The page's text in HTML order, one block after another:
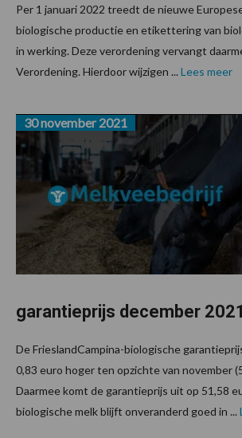
Per 1 januari 2022 treedt de nieuwe
biologische productie en etikettering van
in werking. Deze verordening vervangt
Verordening. Hierdoor wijzigen ... Lees meer
garantieprijs december 2021
30 november 2021
De FrieslandCampina-biologische
0,83 euro hoger ten opzichte van november
Daarmee komt de garantieprijs uit op 51,58
biologische melk blijft onveranderd goed in ...